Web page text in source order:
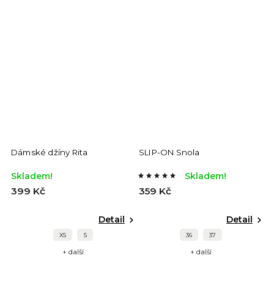
Dámské džíny Rita
Skladem!
399 Kč
Detail
XS S
+ další
SLIP-ON Snola
Skladem!
359 Kč
Detail
36 37
+ další